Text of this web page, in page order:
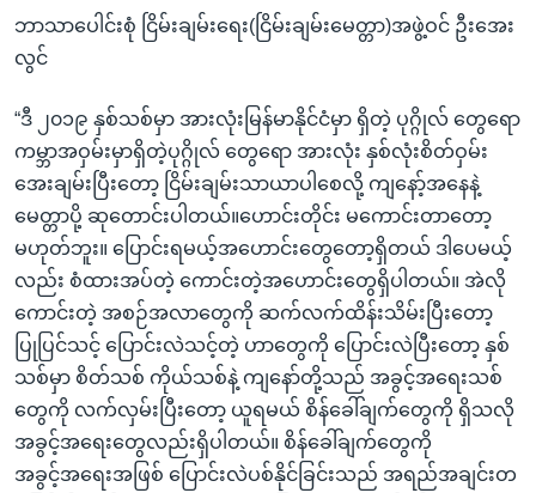
ဘာသာပေါင်းစုံ ငြိမ်းချမ်းရေး(ငြိမ်းချမ်းမေတ္တာ)အဖွဲ့ဝင် ဦးအေး
လွင်
“ဒီ ၂၀၁၉ နှစ်သစ်မှာ အားလုံးမြန်မာနိုင်ငံမှာ ရှိတဲ့ ပုဂ္ဂိုလ် တွေရော
ကမ္ဘာအဝှမ်းမှာရှိတဲ့ပုဂ္ဂိုလ် တွေရော အားလုံး နှစ်လုံးစိတ်ဝှမ်း
အေးချမ်းပြီးတော့ ငြိမ်းချမ်းသာယာပါစေလို့ ကျနော့်အနေနဲ့
မေတ္တာပို့ ဆုတောင်းပါတယ်။ဟောင်းတိုင်း မကောင်းတာတော့
မဟုတ်ဘူး။ ပြောင်းရမယ့်အဟောင်းတွေတော့ရှိတယ် ဒါပေမယ့်
လည်း စံထားအပ်တဲ့ ကောင်းတဲ့အဟောင်းတွေရှိပါတယ်။ အဲလို
ကောင်းတဲ့ အစဉ်အလာတွေကို ဆက်လက်ထိန်းသိမ်းပြီးတော့
ပြုပြင်သင့် ပြောင်းလဲသင့်တဲ့ ဟာတွေကို ပြောင်းလဲပြီးတော့ နှစ်
သစ်မှာ စိတ်သစ် ကိုယ်သစ်နဲ့ ကျနော်တို့သည် အခွင့်အရေးသစ်
တွေကို လက်လှမ်းပြီးတော့ ယူရမယ် စိန်ခေါ်ချက်တွေကို ရှိသလို
အခွင့်အရေးတွေလည်းရှိပါတယ်။ စိန်ခေါ်ချက်တွေကို
အခွင့်အရေးအဖြစ် ပြောင်းလဲပစ်နိုင်ခြင်းသည် အရည်အချင်းတ